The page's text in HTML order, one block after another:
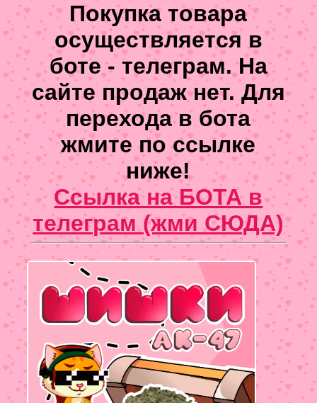
Покупка товара
осуществляется в
боте - телеграм. На
сайте продаж нет. Для
перехода в бота
жмите по ссылке
ниже!
Ссылка на БОТА в
телеграм (жми СЮДА)